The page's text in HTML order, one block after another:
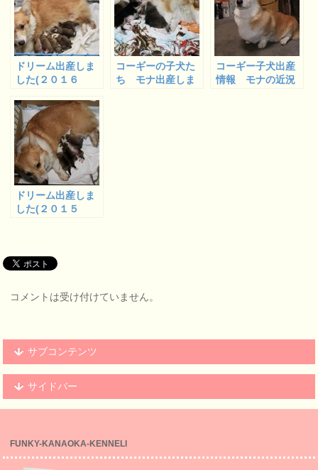
ドリーム出産しま
した(２０１６
出産情報
コーギーの子犬た
ち モナ出産しま
コーギー子犬出産
情報 モナの近況
ドリーム出産しま
した(２０１５
コメントは受け付けていません。
サブコンテンツ
サイドバー
FUNKY-KANAOKA-KENNELl